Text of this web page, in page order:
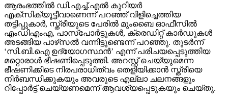
ആരംഭത്തില്‍ ഡി.എച്ച്.എല്‍ കുറിയര്‍
എക്‌സിക്യൂട്ടീവാണെന്ന് പറഞ്ഞ് വിളിച്ചെത്തിയ
തട്ടിപ്പുകാര്‍, സ്ത്രീയുടെ പേരില്‍ മുംബൈ ഓഫീസില്‍
എംഡിഎംഎ, പാസ്പോര്‍ട്ടുകള്‍, ക്രെഡിറ്റ് കാര്‍ഡുകള്‍
അടങ്ങിയ പാഴ്‌സല്‍ വന്നിട്ടുണ്ടെന്ന് പറഞ്ഞു. തുടര്‍ന്ന്
‘സി.ബി.ഐ ഉദ്യോഗസ്ഥന്‍’ എന്ന് പരിചയപ്പെടുത്തിയ
മറ്റൊരാള്‍ ഭീഷണിപ്പെടുത്തി. അറസ്റ്റ് ചെയ്യുമെന്ന
ഭീഷണിക്കിടെ നിരപരാധിത്വം തെളിയിക്കാന്‍ സ്ത്രീയെ
നിര്‍ബന്ധിക്കുകയും അവരുടെ എല്ലാ ചലനങ്ങളും
റിപ്പോര്‍ട്ട് ചെയ്യണമെന്ന് ആവശ്യപ്പെടുകയും ചെയ്തു.